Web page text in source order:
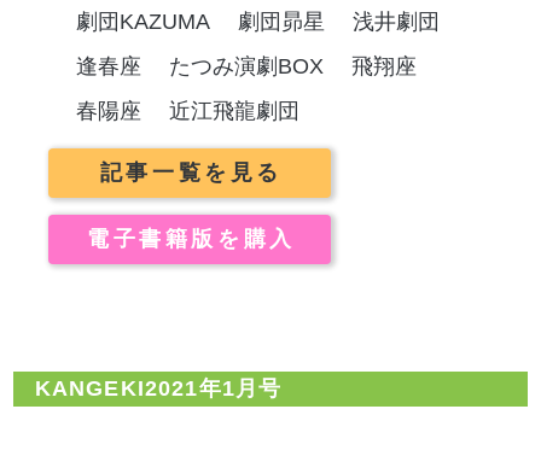
劇団KAZUMA
劇団昴星
浅井劇団
逢春座
たつみ演劇BOX
飛翔座
春陽座
近江飛龍劇団
記事一覧を見る
電子書籍版を購入
KANGEKI2021年1月号